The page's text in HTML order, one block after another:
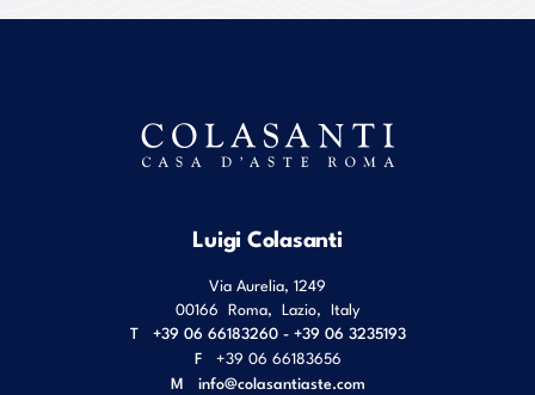
Luigi Colasanti
Via Aurelia, 1249
00166 Roma, Lazio, Italy
T
+39 06 66183260 - +39 06 3235193
F
+39 06 66183656
M info@colasantiaste.com